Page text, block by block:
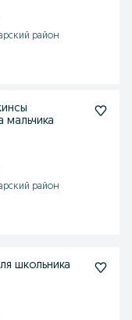
район
мальчика
район
школьника